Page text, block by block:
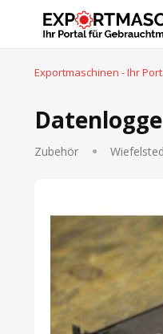
Exportmaschinen - Ihr
Zubehör